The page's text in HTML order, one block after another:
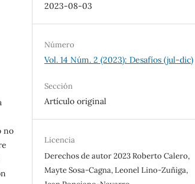
no
2023-08-03
Número
Vol. 14 Núm. 2 (2023): Desafíos (jul-dic)
Sección
Artículo original
Licencia
Derechos de autor 2023 Roberto Calero,
Mayte Sosa-Cagna, Leonel Lino-Zuñiga,